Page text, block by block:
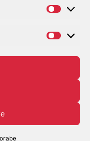
spletnih trgovin